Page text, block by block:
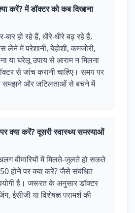
करें? में डॉक्टर को कब दिखाना
हो रहे हैं, धीरे-धीरे बढ़ रहे हैं,
लेने में परेशानी, बेहोशी, कमजोरी,
या घरेलू उपाय से आराम न मिलना
से जांच करानी चाहिए। समय पर
समझने और जटिलताओं से बचने में
क्या करें? दूसरी स्वास्थ्य समस्याओं
बीमारियों में मिलते-जुलते हो सकते
होने पर क्या करें? जैसे संबंधित
है। जरूरत के अनुसार डॉक्टर
ईसीजी या विशेषज्ञ परामर्श की